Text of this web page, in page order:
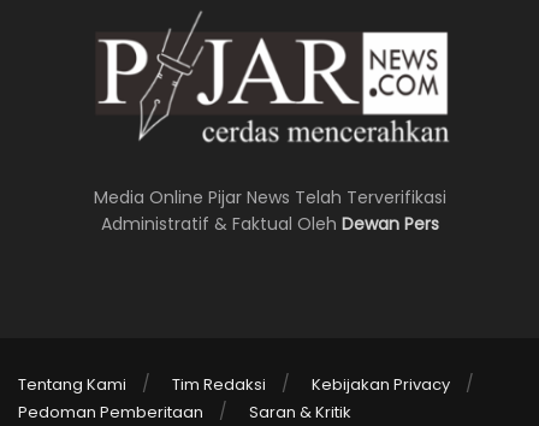
Media Online Pijar News Telah Terverifikasi
Administratif & Faktual Oleh Dewan Pers
Tentang Kami Tim Redaksi
Kebijakan Privacy
Pedoman Pemberitaan
Saran & Kritik